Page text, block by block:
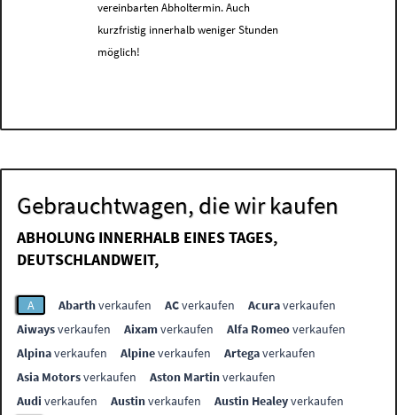
vereinbarten Abholtermin. Auch
kurzfristig innerhalb weniger Stunden
möglich!
Gebrauchtwagen, die wir kaufen
ABHOLUNG INNERHALB EINES TAGES,
DEUTSCHLANDWEIT,
A Abarthverkaufen ACverkaufen Acuraverkaufen
Aiwaysverkaufen Aixamverkaufen Alfa Romeoverkaufen
Alpinaverkaufen Alpineverkaufen Artegaverkaufen
Asia Motorsverkaufen Aston Martinverkaufen
Audi verkaufen Austinverkaufen Austin Healeyverkaufen